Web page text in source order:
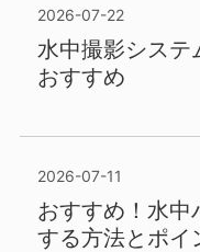
2026-07-22
水中撮影システ
おすすめ
2026-07-11
おすすめ！水中
する方法とポイ